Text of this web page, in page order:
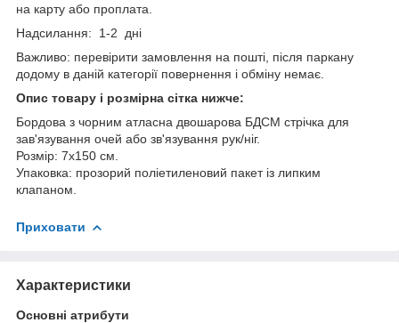
на карту або проплата.
Надсилання: 1-2 дні
Важливо: перевірити замовлення на пошті, після паркану
додому в даній категорії повернення і обміну немає.
Опис товару і розмірна сітка нижче:
Бордова з чорним атласна двошарова БДСМ стрічка для
зав'язування очей або зв'язування рук/ніг.
Розмір: 7х150 см.
Упаковка: прозорий поліетиленовий пакет із липким
клапаном.
Приховати
Характеристики
Основні атрибути